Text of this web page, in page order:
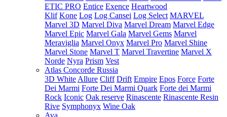
ETIC PRO Entice Exence Heartwood
Klif Kone Log Log Cansei Log Select MARVEL
Marvel 3D Marvel Diva Marvel Dream Marvel Edge
Marvel Epic Marvel Gala Marvel Gems Marvel
Meraviglia Marvel Onyx Marvel Pro Marvel Shine
Marvel Stone Marvel T Marvel Travertine Marvel X
Norde Nyra Prism Vest
Atlas Concorde Russia
3D White Allure Cliff Drift Empire Epos Force Forte
Dei Marmi Forte Dei Marmi Quark Forte dei Marmi
Rock Iconic Oak reserve Rinascente Rinascente Resin
Rive Symphonyx Wine Oak